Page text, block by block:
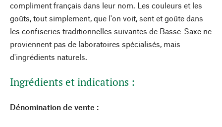
compliment français dans leur nom. Les couleurs et les
goûts, tout simplement, que l'on voit, sent et goûte dans
les confiseries traditionnelles suivantes de Basse-Saxe ne
proviennent pas de laboratoires spécialisés, mais
d'ingrédients naturels.
Ingrédients et indications :
Dénomination de vente :